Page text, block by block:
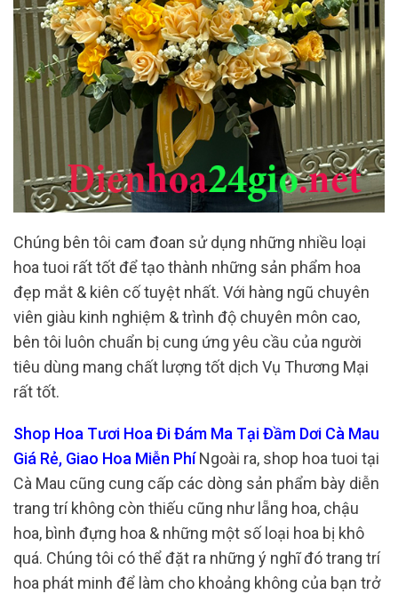
Chúng bên tôi cam đoan sử dụng những nhiều loại
hoa tuoi rất tốt để tạo thành những sản phẩm hoa
đẹp mắt & kiên cố tuyệt nhất. Với hàng ngũ chuyên
viên giàu kinh nghiệm & trình độ chuyên môn cao,
bên tôi luôn chuẩn bị cung ứng yêu cầu của người
tiêu dùng mang chất lượng tốt dịch Vụ Thương Mại
rất tốt.
Shop Hoa Tươi Hoa Đi Đám Ma Tại Đầm Dơi Cà Mau
Giá Rẻ, Giao Hoa Miễn PhíNgoài ra, shop hoa tuoi tại
Cà Mau cũng cung cấp các dòng sản phẩm bày diễn
trang trí không còn thiếu cũng như lẵng hoa, chậu
hoa, bình đựng hoa & những một số loại hoa bị khô
quá. Chúng tôi có thể đặt ra những ý nghĩ đó trang trí
hoa phát minh để làm cho khoảng không của bạn trở